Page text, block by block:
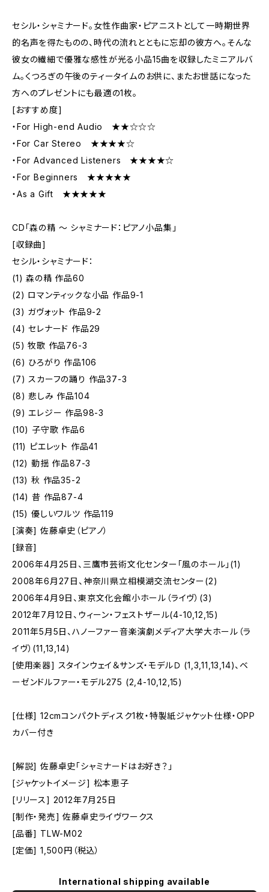
セシル・シャミナード。女性作曲家・ピアニストとして一時期世界
的名声を得たものの、時代の流れとともに忘却の彼方へ。そんな
彼女の繊細で優雅な感性が光る小品15曲を収録したミニアルバ
ム。くつろぎの午後のティータイムのお供に、またお世話になった
方へのプレゼントにも最適の1枚。
[おすすめ度]
・For High-end Audio ★★☆☆☆
・For Car Stereo ★★★★☆
・For Advanced Listeners ★★★★☆
・For Beginners ★★★★★
・As a Gift ★★★★★
CD「森の精 ～ シャミナード：ピアノ小品集」
[収録曲]
セシル・シャミナード：
(1) 森の精 作品60
(2) ロマンティックな小品 作品9-1
(3) ガヴォット 作品9-2
(4) セレナード 作品29
(5) 牧歌 作品76-3
(6) ひろがり 作品106
(7) スカーフの踊り 作品37-3
(8) 悲しみ 作品104
(9) エレジー 作品98-3
(10) 子守歌 作品6
(11) ピエレット 作品41
(12) 動揺 作品87-3
(13) 秋 作品35-2
(14) 昔 作品87-4
(15) 優しいワルツ 作品119
[演奏] 佐藤卓史（ピアノ）
[録音]
2006年4月25日、三鷹市芸術文化センター「風のホール」(1)
2008年6月27日、神奈川県立相模湖交流センター(2)
2006年4月9日、東京文化会館小ホール（ライヴ）(3)
2012年7月12日、ウィーン・フェストザール(4-10,12,15)
2011年5月5日、ハノーファー音楽演劇メディア大学大ホール（ラ
イヴ）(11,13,14)
[使用楽器] スタインウェイ＆サンズ・モデルＤ (1,3,11,13,14)、ベ
ーゼンドルファー・モデル275 (2,4-10,12,15)
[仕様] 12cmコンパクトディスク1枚・特製紙ジャケット仕様・OPP
カバー付き
[解説] 佐藤卓史「シャミナードはお好き？」
[ジャケットイメージ] 松本恵子
[リリース] 2012年7月25日
[制作・発売] 佐藤卓史ライヴワークス
[品番] TLW-M02
[定価] 1,500円（税込）
International shipping available